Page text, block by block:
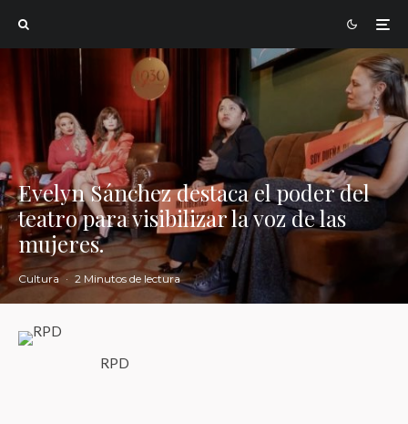
Evelyn Sánchez destaca el poder del
teatro para visibilizar la voz de las
mujeres.
Cultura · 2 Minutos de lectura
RPD